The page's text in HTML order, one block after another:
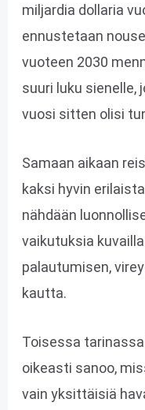
miljardia dollaria
ennustetaan
vuoteen 2030
suuri luku sienelle,
vuosi sitten olisi
Samaan aikaan
kaksi hyvin
nähdään
vaikutuksia
palautumisen,
kautta.
Toisessa
oikeasti sanoo,
vain yksittäisiä